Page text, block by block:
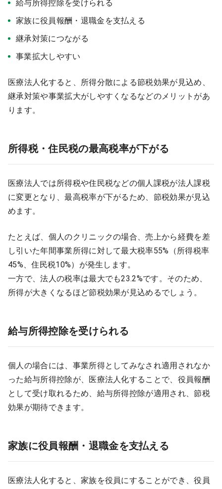
給与所得控除を受けられる
家族に役員報酬・退職金を支払える
継承対策につながる
事業拡大しやすい
医療法人化すると、所得分散による節税効果が見込め、
継承対策や事業拡大がしやすくなるなどのメリットがあ
ります。
所得税・住民税の最高税率が下がる
医療法人では所得税や住民税などの個人課税が法人課税
に変更となり、最高税率が下がるため、節税効果が見込
めます。
たとえば、個人のクリニックの場合、売上から経費を差
し引いた年間事業所得に対して最大税率55%（所得税率
45%、住民税10%）が発生します。
一方で、法人の税率は最大でも23.2%です。そのため、
所得が大きくなるほど節税効果が見込めるでしょう。
給与所得控除を受けられる
個人の場合には、事業所得としてみなされ適用されなか
った給与所得控除が、医療法人化することで、役員報酬
として受け取れるため、給与所得控除が適用され、節税
効果が期待できます。
家族に役員報酬・退職金を支払える
医療法人化すると、家族を役員にすることができ、役員